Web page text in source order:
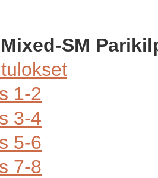
Mixed-SM
1-2
3-4
5-6
7-8